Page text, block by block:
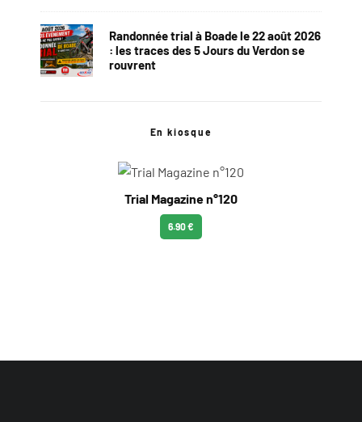
Randonnée trial à Boade le 22 août 2026
: les traces des 5 Jours du Verdon se
rouvrent
En kiosque
Trial Magazine n°120
6.90 €